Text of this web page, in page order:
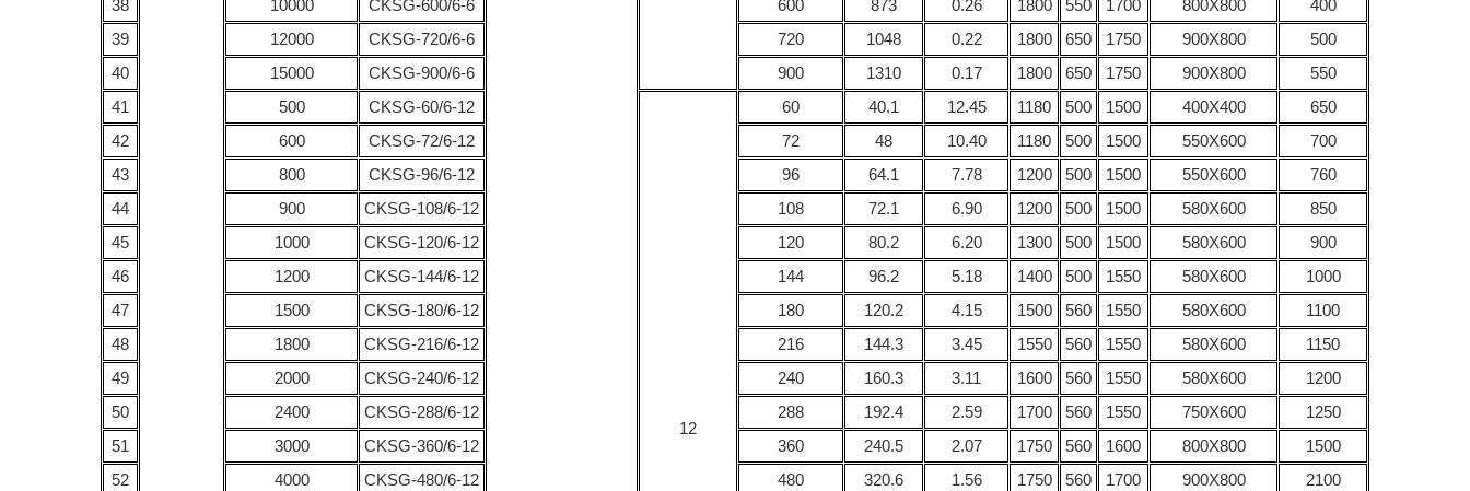
38
10000 CKSG-600/6-6 600 873 0.26 1800 550 1700 800Х800
400
39
12000 CKSG-720/6-6 720 1048 0.22 1800 650 1750 900Х800
500
40
15000 CKSG-900/6-6 900 1310 0.17 1800 650 1750 900Х800
550
41
500 CKSG-60/6-12
12
60 40.1 12.45 1180 500 1500 400Х400
650
42
600 CKSG-72/6-12 72 48 10.40 1180 500 1500 550Х600
700
43
800 CKSG-96/6-12 96 64.1 7.78 1200 500 1500 550Х600
760
44
900 CKSG-108/6-12 108 72.1 6.90 1200 500 1500 580Х600
850
45
1000 CKSG-120/6-12 120 80.2 6.20 1300 500 1500 580Х600
900
46
1200 CKSG-144/6-12 144 96.2 5.18 1400 500 1550 580Х600
1000
47
1500 CKSG-180/6-12 180 120.2 4.15 1500 560 1550 580Х600
1100
48
1800 CKSG-216/6-12 216 144.3 3.45 1550 560 1550 580Х600
1150
49
2000 CKSG-240/6-12 240 160.3 3.11 1600 560 1550 580Х600
1200
50
2400 CKSG-288/6-12 288 192.4 2.59 1700 560 1550 750Х600
1250
51
3000 CKSG-360/6-12 360 240.5 2.07 1750 560 1600 800Х800
1500
52
4000 CKSG-480/6-12 480 320.6 1.56 1750 560 1700 900Х800
2100